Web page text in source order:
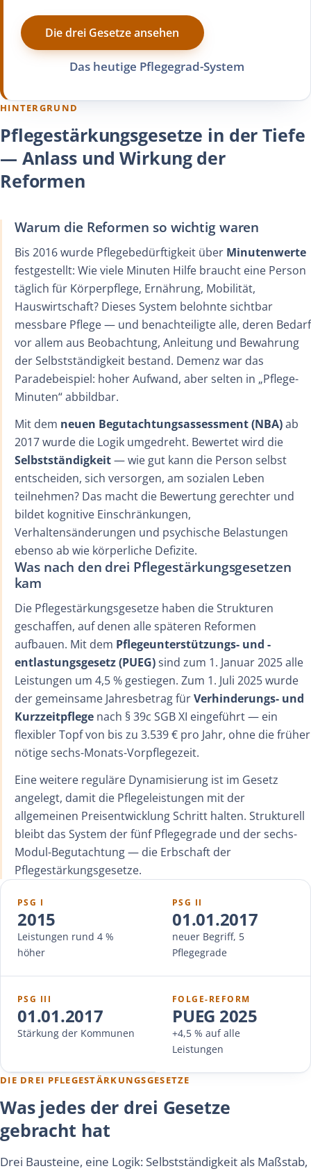
Die drei Gesetze ansehen
Das heutige Pflegegrad-System
HINTERGRUND
Pflegestärkungsgesetze in der Tiefe
— Anlass und Wirkung der
Reformen
Warum die Reformen so wichtig waren
Bis 2016 wurde Pflegebedürftigkeit über Minutenwerte
festgestellt: Wie viele Minuten Hilfe braucht eine Person
täglich für Körperpflege, Ernährung, Mobilität,
Hauswirtschaft? Dieses System belohnte sichtbar
messbare Pflege — und benachteiligte alle, deren Bedarf
vor allem aus Beobachtung, Anleitung und Bewahrung
der Selbstständigkeit bestand. Demenz war das
Paradebeispiel: hoher Aufwand, aber selten in „Pflege-
Minuten“ abbildbar.
Mit dem neuen Begutachtungsassessment (NBA)ab
2017 wurde die Logik umgedreht. Bewertet wird die
Selbstständigkeit— wie gut kann die Person selbst
entscheiden, sich versorgen, am sozialen Leben
teilnehmen? Das macht die Bewertung gerechter und
bildet kognitive Einschränkungen,
Verhaltensänderungen und psychische Belastungen
ebenso ab wie körperliche Defizite.
Was nach den drei Pflegestärkungsgesetzen
kam
Die Pflegestärkungsgesetze haben die Strukturen
geschaffen, auf denen alle späteren Reformen
aufbauen. Mit dem Pflegeunterstützungs- und -
entlastungsgesetz (PUEG)sind zum 1. Januar 2025 alle
Leistungen um 4,5 % gestiegen. Zum 1. Juli 2025 wurde
der gemeinsame Jahresbetrag fürVerhinderungs- und
Kurzzeitpflegenach § 39c SGB XI eingeführt — ein
flexibler Topf von bis zu 3.539 € pro Jahr, ohne die früher
nötige sechs-Monats-Vorpflegezeit.
Eine weitere reguläre Dynamisierung ist im Gesetz
angelegt, damit die Pflegeleistungen mit der
allgemeinen Preisentwicklung Schritt halten. Strukturell
bleibt das System der fünf Pflegegrade und der sechs-
Modul-Begutachtung — die Erbschaft der
Pflegestärkungsgesetze.
PSG I
2015
Leistungen rund 4 %
höher
PSG II
01.01.2017
neuer Begriff, 5
Pflegegrade
PSG III
01.01.2017
Stärkung der Kommunen
FOLGE-REFORM
PUEG 2025
+4,5 % auf alle
Leistungen
DIE DREI PFLEGESTÄRKUNGSGESETZE
Was jedes der drei Gesetze
gebracht hat
Drei Bausteine, eine Logik: Selbstständigkeit als Maßstab,